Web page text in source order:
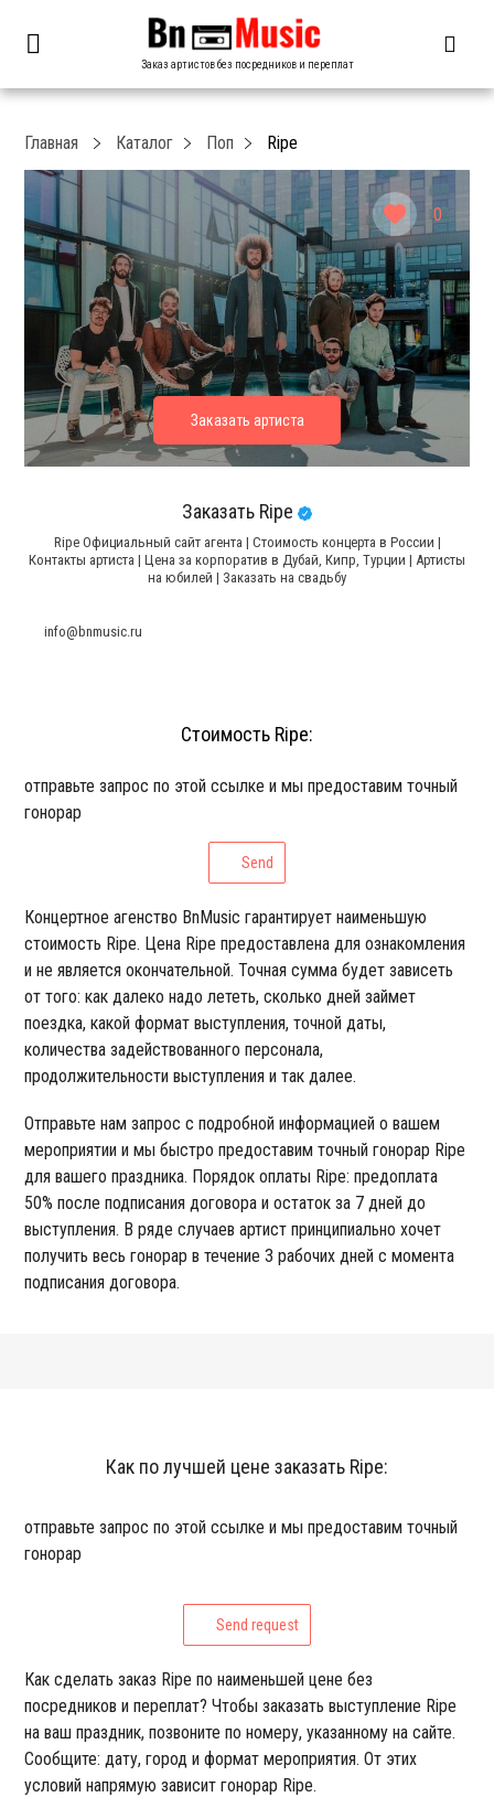
Заказ артистов без посредников и переплат
0
Главная Каталог Поп Ripe
Заказать Ripe
Ripe Официальный сайт агента | Стоимость концерта в России |
Контакты артиста | Цена за корпоратив в Дубай, Кипр, Турции | Артисты
на юбилей | Заказать на свадьбу
info@bnmusic.ru
Стоимость Ripe:
отправьте запрос по этой ссылке и мы предоставим точный
гонорар
Send
Концертное агенство BnMusic гарантирует наименьшую
стоимость Ripe. Цена Ripe предоставлена для ознакомления
и не является окончательной. Точная сумма будет зависеть
от того: как далеко надо лететь, сколько дней займет
поездка, какой формат выступления, точной даты,
количества задействованного персонала,
продолжительности выступления и так далее.
Отправьте нам запрос с подробной информацией о вашем
мероприятии и мы быстро предоставим точный гонорар Ripe
для вашего праздника. Порядок оплаты Ripe: предоплата
50% после подписания договора и остаток за 7 дней до
выступления. В ряде случаев артист принципиально хочет
получить весь гонорар в течение 3 рабочих дней с момента
подписания договора.
Как по лучшей цене заказать Ripe:
отправьте запрос по этой ссылке и мы предоставим точный
гонорар
Send request
Как сделать заказ Ripe по наименьшей цене без
посредников и переплат? Чтобы заказать выступление Ripe
на ваш праздник, позвоните по номеру, указанному на сайте.
Сообщите: дату, город и формат мероприятия. От этих
условий напрямую зависит гонорар Ripe.